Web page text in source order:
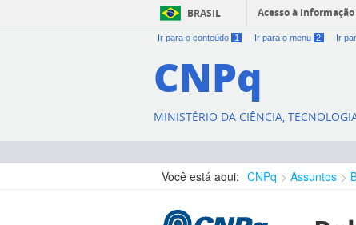
BRASIL Acesso à informação
Ir para o conteúdo 1 Ir para o menu 2 Ir
CNPq
MINISTÉRIO DA CIÊNCIA,
Você está aqui: CNPq Assuntos